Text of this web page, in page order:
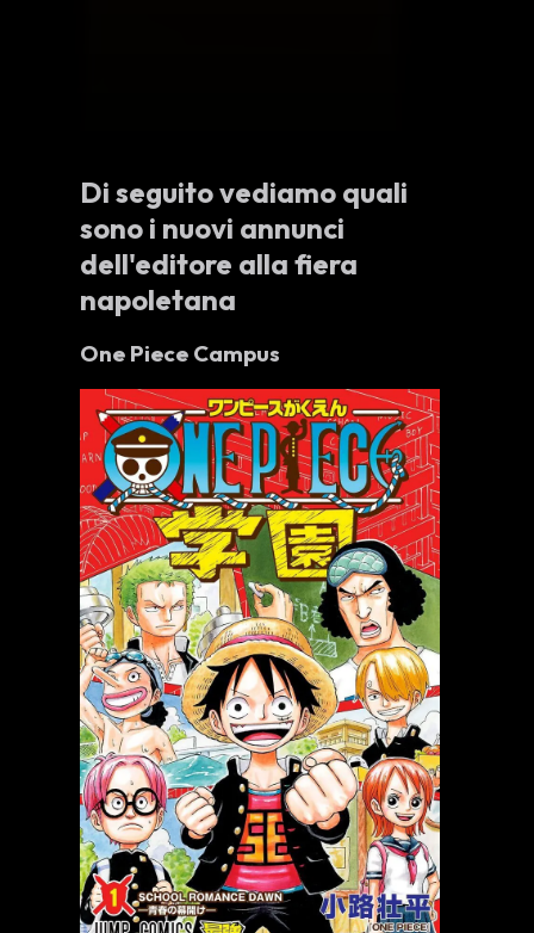
Di seguito vediamo quali
sono i nuovi annunci
dell'editore alla fiera
napoletana
One Piece Campus